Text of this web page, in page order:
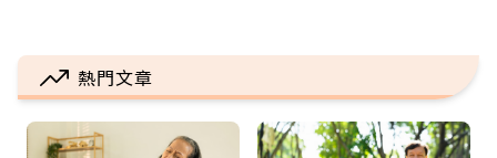
熱門文章